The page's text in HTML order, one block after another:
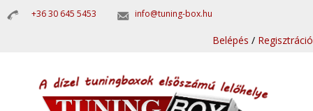
+36 30 645 5453 info@tuning-box.hu
Belépés / Regisztráció